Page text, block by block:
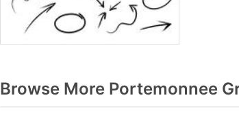
Browse More Portemonnee